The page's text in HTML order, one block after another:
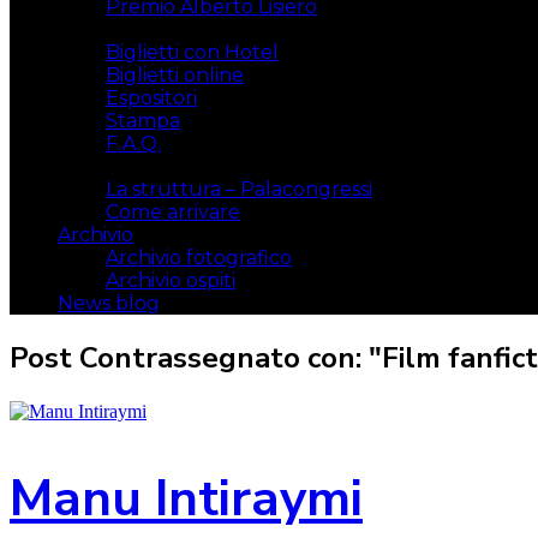
Premio Alberto Lisiero
Biglietti con Hotel
Biglietti online
Espositori
Stampa
F.A.Q.
La struttura – Palacongressi
Come arrivare
Archivio
Archivio fotografico
Archivio ospiti
News blog
Post Contrassegnato con: "Film
Manu Intiraymi